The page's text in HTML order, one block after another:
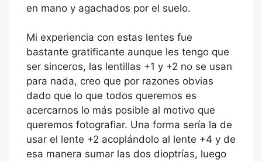
en mano y agachados por el suelo.
Mi experiencia con estas lentes fue
bastante gratificante aunque les tengo que
ser sinceros, las lentillas +1 y +2 no se usan
para nada, creo que por razones obvias
dado que lo que todos queremos es
acercarnos lo más posible al motivo que
queremos fotografiar. Una forma sería la de
usar el lente +2 acoplándolo al lente +4 y de
esa manera sumar las dos dioptrías, luego